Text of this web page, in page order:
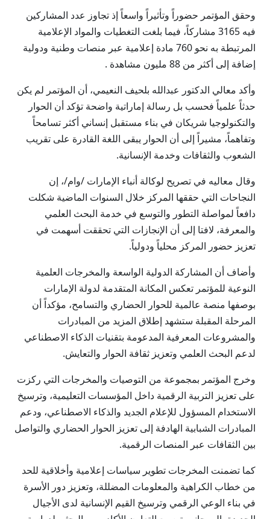
وحقق المؤتمر حضوراً وتأثيراً واسعاً إذ تجاوز عدد المشاركين
فيه 3165 مشاركاً، فيما بلغت التغطيات والمواد الإعلامية
المرتبطة به نحو 760 مادة إعلامية عبر منصات وطنية ودولية
إضافة إلى أكثر من 88 مليون مشاهدة .
وأكد معالي الدكتور عبدالله بلحيف النعيمي، أن المؤتمر لم يكن
حدثاً علمياً فحسب بل رسالة إماراتية واضحة تؤكد أن الحوار
والتكنولوجيا شريكان في بناء مستقبل إنساني أكثر تسامحاً
وتفاهماً، مشيراً إلى أن الحوار يبقى اللغة القادرة على تقريب
الشعوب والثقافات وخدمة الإنسانية.
وقال معاليه في تصريح لوكالة أنباء الإمارات /وام/، إن
النجاحات التي حققها المركز خلال السنوات الماضية شكلت
دافعاً لمواصلة التطور والتوسع في خدمة البحث العلمي
والمعرفة، لافتا إلى أن الإنجازات التي تحققت أسهمت في
تعزيز حضور المركز محلياً ودولياً.
وأضاف أن المشاركة الدولية الواسعة والمخرجات العلمية
النوعية للمؤتمر تعكس المكانة المتقدمة لدولة الإمارات
بوصفها منصة عالمية للحوار الحضاري والتسامح، مؤكداً أن
المرحلة المقبلة ستشهد إطلاق المزيد من المبادرات
والمشروعات المعرفية المدعومة بتقنيات الذكاء الاصطناعي
لدعم البحث العلمي وتعزيز ثقافة الحوار والتعايش.
وخرج المؤتمر بمجموعة من التوصيات والمخرجات التي ركزت
على تعزيز التربية الرقمية داخل المؤسسات التعليمية، وترسيخ
الاستخدام المسؤول للإعلام الجديد والذكاء الاصطناعي، ودعم
المبادرات الشبابية الهادفة إلى تعزيز الحوار الحضاري والتواصل
بين الثقافات عبر المنصات الرقمية.
كما تضمنت المخرجات تطوير سياسات إعلامية وأخلاقية للحد
من خطاب الكراهية والمعلومات المضللة، وتعزيز دور الأسرة
في بناء الوعي الرقمي وترسيخ القيم الإنسانية لدى الأجيال